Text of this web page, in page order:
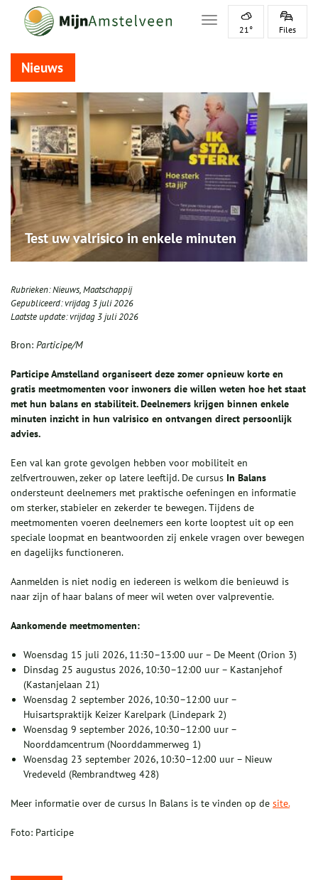
Toggle navigation
21° Files
Nieuws
Test uw valrisico in enkele minuten
Rubrieken:Nieuws,Maatschappij
Gepubliceerd:vrijdag 3 juli 2026
Laatste update:vrijdag 3 juli 2026
Bron: Participe/M
Participe Amstelland organiseert deze zomer opnieuw korte en
gratis meetmomenten voor inwoners die willen weten hoe het staat
met hun balans en stabiliteit. Deelnemers krijgen binnen enkele
minuten inzicht in hun valrisico en ontvangen direct persoonlijk
advies.
Een val kan grote gevolgen hebben voor mobiliteit en
zelfvertrouwen, zeker op latere leeftijd. De cursus In Balans
ondersteunt deelnemers met praktische oefeningen en informatie
om sterker, stabieler en zekerder te bewegen. Tijdens de
meetmomenten voeren deelnemers een korte looptest uit op een
speciale loopmat en beantwoorden zij enkele vragen over bewegen
en dagelijks functioneren.
Aanmelden is niet nodig en iedereen is welkom die benieuwd is
naar zijn of haar balans of meer wil weten over valpreventie.
Aankomende meetmomenten:
Woensdag 15 juli 2026, 11:30–13:00 uur – De Meent (Orion 3)
Dinsdag 25 augustus 2026, 10:30–12:00 uur – Kastanjehof
(Kastanjelaan 21)
Woensdag 2 september 2026, 10:30–12:00 uur –
Huisartspraktijk Keizer Karelpark (Lindepark 2)
Woensdag 9 september 2026, 10:30–12:00 uur –
Noorddamcentrum (Noorddammerweg 1)
Woensdag 23 september 2026, 10:30–12:00 uur – Nieuw
Vredeveld (Rembrandtweg 428)
Meer informatie over de cursus In Balans is te vinden op de site.
Foto: Participe